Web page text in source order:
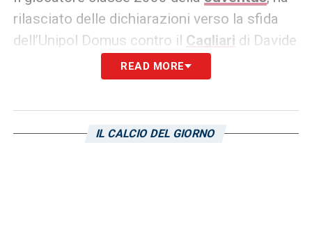
rilasciato delle dichiarazioni verso la sfida
dell’Unipol Domus contro il Cagliari di Davide
Nicola. Le sue parole:
Volevamo questa qualificazione, ma non ci
READ MORE
IL CALCIO DEL GIORNO